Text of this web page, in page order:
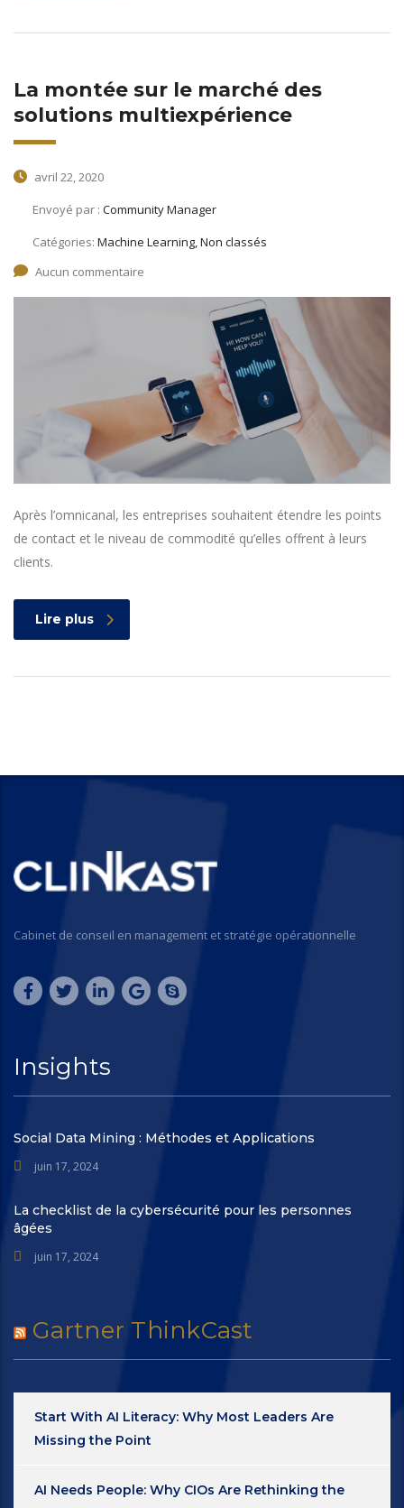
La montée sur le marché des
solutions multiexpérience
avril 22, 2020
Envoyé par : Community Manager
Catégories: Machine Learning, Non classés
Aucun commentaire
Après l’omnicanal, les entreprises souhaitent étendre les points
de contact et le niveau de commodité qu’elles offrent à leurs
clients.
Lire plus
Cabinet de conseil en management et stratégie opérationnelle
Insights
Social Data Mining : Méthodes et Applications
juin 17, 2024
La checklist de la cybersécurité pour les personnes
âgées
juin 17, 2024
Gartner ThinkCast
Start With AI Literacy: Why Most Leaders Are
Missing the Point
AI Needs People: Why CIOs Are Rethinking the